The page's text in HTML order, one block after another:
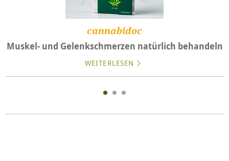
cannabidoc
Muskel- und Gelenkschmerzen natürlich behandeln
WEITERLESEN